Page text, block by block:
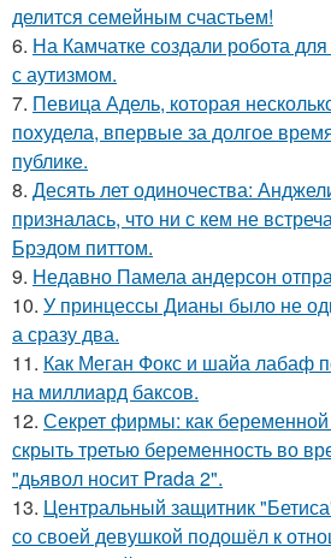
делится семейным счастьем!
6. На Камчатке создали робота
с аутизмом.
7. Певица Адель, которая
похудела, впервые за долгое
публике.
8. Десять лет одиночества:
призналась, что ни с кем не
Брэдом питтом.
9. Недавно Памела андерсон
10. У принцессы Дианы было не
а сразу два.
11. Как Меган Фокс и шайа лабаф
на миллиард баксов.
12. Секрет фирмы: как беременной
скрыть третью беременность во
"дьявол носит Prada 2".
13. Центральный защитник
со своей девушкой подошёл к